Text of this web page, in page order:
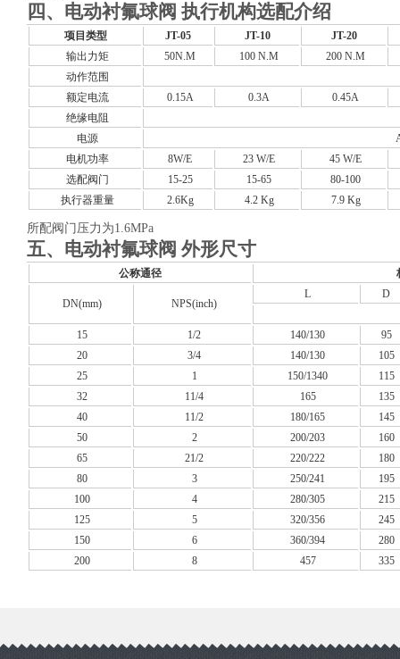
四、电动衬氟球阀 执行机构选配介绍
项目类型 JT-05 JT-10
JT-20
输出力矩
50N.M 100 N.M
200 N.M
动作范围
额定电流
0.15A 0.3A
0.45A
绝缘电阻
电源
电机功率
8W/E 23 W/E
45 W/E
选配阀门
15-25 15-65
80-100
执行器重量
2.6Kg 4.2 Kg 7.9 Kg
所配阀门压力为1.6MPa
五、电动衬氟球阀 外形尺寸
公称通径
DN(mm) NPS(inch)
L D
15 1/2 140/130
95
20
3/4 140/130
105
25
1 150/1340
115
32
11/4 165
135
40
11/2 180/165
145
50
2 200/203
160
65
21/2 220/222
180
80
3 250/241
195
100
4 280/305
215
125
5 320/356
245
150
6 360/394
280
200
8 457 335